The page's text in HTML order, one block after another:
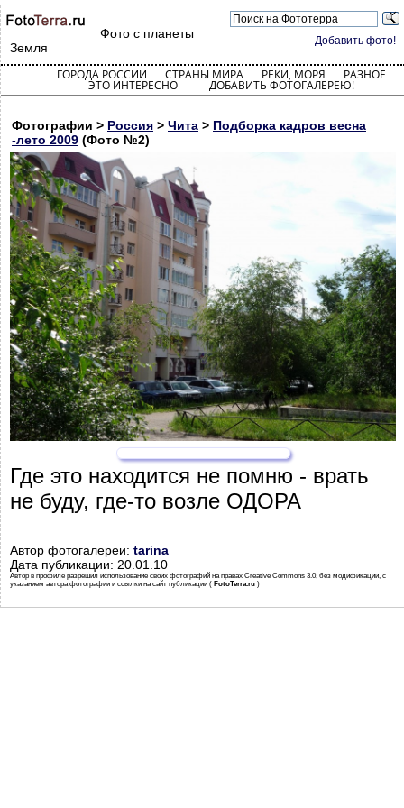
Добавить фото!
Фото с планеты
Земля
ГОРОДА РОССИИ СТРАНЫ МИРА РЕКИ, МОРЯ РАЗНОЕ
ЭТО ИНТЕРЕСНО ДОБАВИТЬ ФОТОГАЛЕРЕЮ!
Фотографии > Россия > Чита > Подборка кадров весна
-лето 2009 (Фото №2)
Где это находится не помню - врать
не буду, где-то возле ОДОРА
Автор фотогалереи: tarina
Дата публикации: 20.01.10
Автор в профиле разрешил использование своих фотографий на правах Creative Commons 3.0, без модификации, с
указанием автора фотографии и ссылки на сайт публикации ( FotoTerra.ru )